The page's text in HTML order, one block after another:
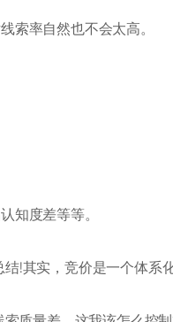
索率自然也不会太高。
知度差等等。
!其实，竞价是一个体系